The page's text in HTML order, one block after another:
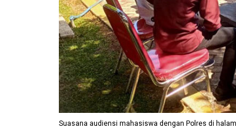
Suasana audiensi mahasiswa dengan Polres di